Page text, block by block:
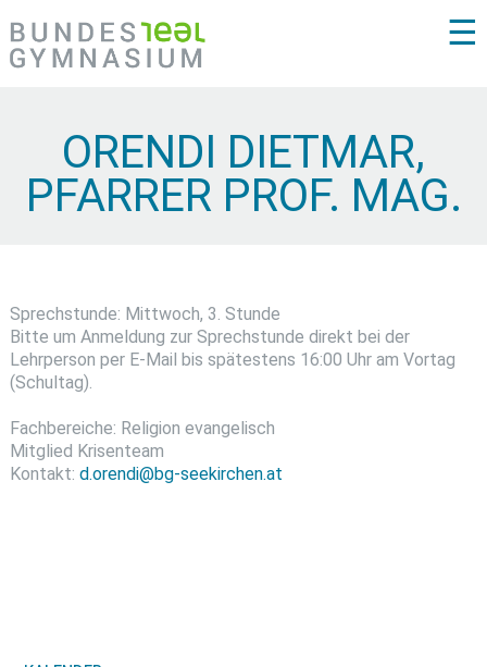
☰
ORENDI DIETMAR,
PFARRER PROF. MAG.
Sprechstunde: Mittwoch, 3. Stunde
Bitte um Anmeldung zur Sprechstunde direkt bei der
Lehrperson per E-Mail bis spätestens 16:00 Uhr am Vortag
(Schultag).
Fachbereiche: Religion evangelisch
Mitglied Krisenteam
Kontakt: d.orendi@bg-seekirchen.at